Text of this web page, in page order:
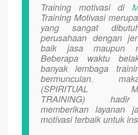
Training motivasi di
Training Motivasi
yang sangat
perusahaan dengan
baik jasa maupun
Beberapa waktu
banyak lembaga
bermunculan.
(SPIRITUAL
TRAINING)
memberikan layanan
motivasi terbaik untuk